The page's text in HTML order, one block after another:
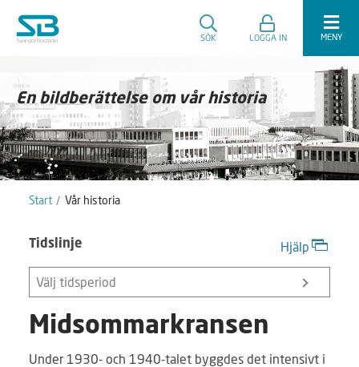
SÖK LOGGA IN MENY
En bildberättelse om vår historia
Start Vår historia
Hjälp
Tidslinje
Välj tidsperiod
Midsommarkransen
Under 1930- och 1940-talet byggdes det intensivt i